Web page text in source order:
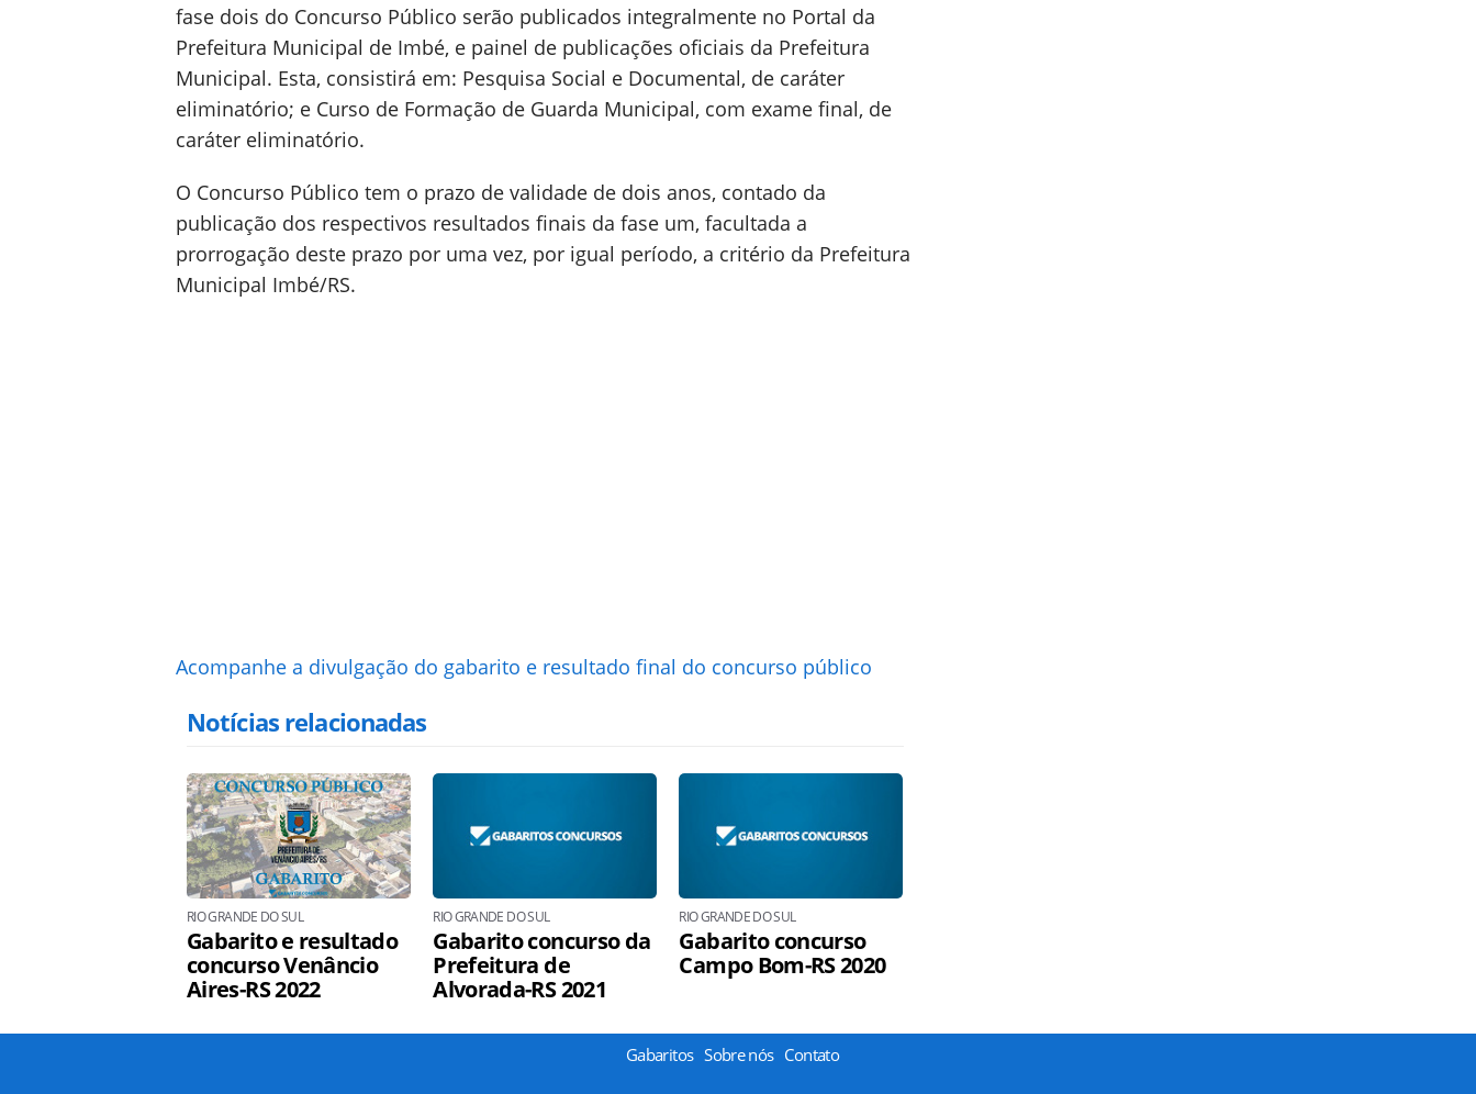
fase dois do Concurso Público serão publicados integralmente no Portal da
Prefeitura Municipal de Imbé, e painel de publicações oficiais da Prefeitura
Municipal. Esta, consistirá em: Pesquisa Social e Documental, de caráter
eliminatório; e Curso de Formação de Guarda Municipal, com exame final, de
caráter eliminatório.
O Concurso Público tem o prazo de validade de dois anos, contado da
publicação dos respectivos resultados finais da fase um, facultada a
prorrogação deste prazo por uma vez, por igual período, a critério da Prefeitura
Municipal Imbé/RS.
Acompanhe a divulgação do gabarito e resultado final do concurso público
Notícias relacionadas
RIO GRANDE DO SUL
Gabarito e resultado
concurso Venâncio
Aires-RS 2022
RIO GRANDE DO SUL
Gabarito concurso da
Prefeitura de
Alvorada-RS 2021
RIO GRANDE DO SUL
Gabarito concurso
Campo Bom-RS 2020
Gabaritos Sobre nós Contato